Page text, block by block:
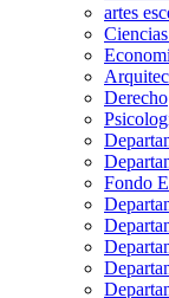
artes
Derecho
Fondo